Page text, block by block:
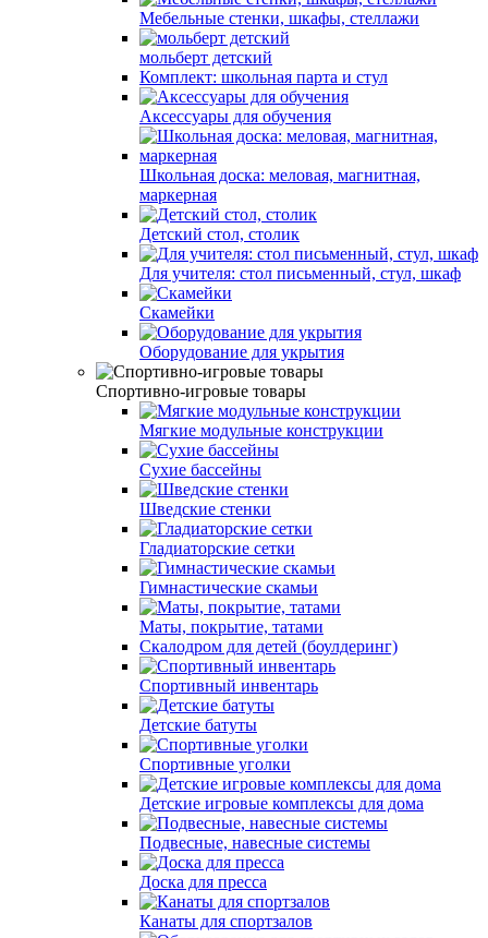
Мебельные стенки, шкафы, стеллажи
мольберт детский
Комплект: школьная парта и стул
Аксессуары для обучения
Школьная доска: меловая, магнитная,
маркерная
Детский стол, столик
Для учителя: стол письменный, стул, шкаф
Скамейки
Оборудование для укрытия
Спортивно-игровые товары
Мягкие модульные конструкции
Сухие бассейны
Шведские стенки
Гладиаторские сетки
Гимнастические скамьи
Маты, покрытие, татами
Скалодром для детей (боулдеринг)
Спортивный инвентарь
Детские батуты
Спортивные уголки
Детские игровые комплексы для дома
Подвесные, навесные системы
Доска для пресса
Канаты для спортзалов